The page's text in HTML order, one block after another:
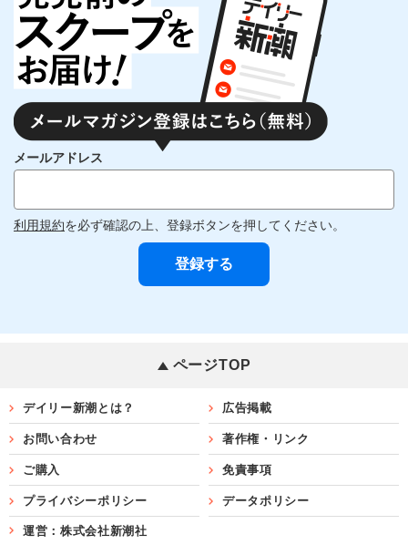
メールアドレス
利用規約を必ず確認の上、登録ボタンを押してください。
ページTOP
デイリー新潮とは？ 広告掲載
お問い合わせ 著作権・リンク
ご購入 免責事項
プライバシーポリシー データポリシー
運営：株式会社新潮社